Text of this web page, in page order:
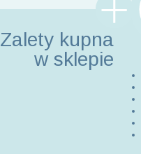
Zalety kupna
w sklepie